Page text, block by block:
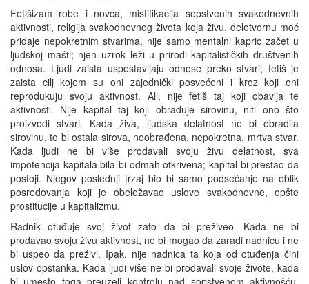
Fetišizam robe i novca, mistifikacija sopstvenih svakodnevnih
aktivnosti, religija svakodnevnog života koja živu, delotvornu moć
pridaje nepokretnim stvarima, nije samo mentalni kapric začet u
ljudskoj mašti; njen uzrok leži u prirodi kapitalističkih društvenih
odnosa. Ljudi zaista uspostavljaju odnose preko stvari; fetiš je
zaista cilj kojem su oni zajednički posvećeni i kroz koji oni
reprodukuju svoju aktivnost. Ali, nije fetiš taj koji obavlja te
aktivnosti. Nije kapital taj koji obrađuje sirovinu, niti ono što
proizvodi stvari. Kada živa, ljudska delatnost ne bi obradila
sirovinu, to bi ostala sirova, neobrađena, nepokretna, mrtva stvar.
Kada ljudi ne bi više prodavali svoju živu delatnost, sva
impotencija kapitala bila bi odmah otkrivena; kapital bi prestao da
postoji. Njegov poslednji trzaj bio bi samo podsećanje na oblik
posredovanja koji je obeležavao uslove svakodnevne, opšte
prostitucije u kapitalizmu.
Radnik otuđuje svoj život zato da bi preživeo. Kada ne bi
prodavao svoju živu aktivnost, ne bi mogao da zaradi nadnicu i ne
bi uspeo da preživi. Ipak, nije nadnica ta koja od otuđenja čini
uslov opstanka. Kada ljudi više ne bi prodavali svoje živote, kada
bi umesto toga preuzeli kontrolu nad sopstvenom aktivnošću,